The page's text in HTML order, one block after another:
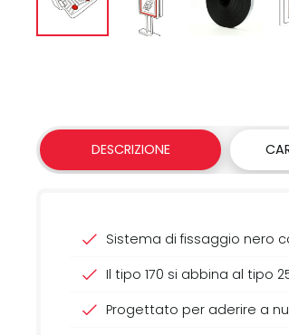
DESCRIZIONE
Sistema di fissaggio nero
Il tipo 170 si abbina al tipo
Progettato per aderire a